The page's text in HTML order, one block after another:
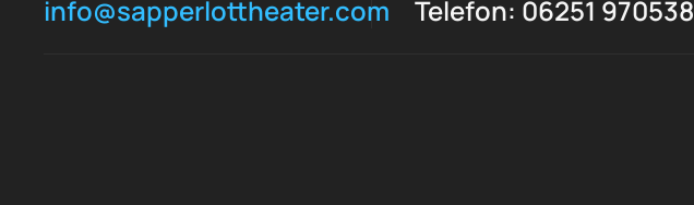
info@sapperlottheater.com Telefon: 06251 970538